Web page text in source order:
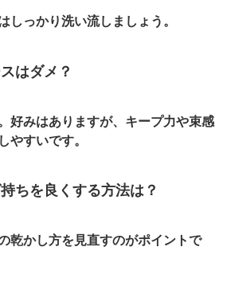
しっかり洗い流しましょう。
はダメ？
好みはありますが、キープ力や束感
やすいです。
ちを良くする方法は？
乾かし方を見直すのがポイントで